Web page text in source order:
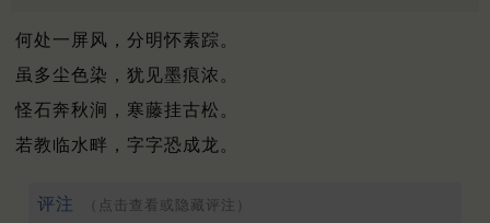
何处一屏风，分明怀素踪。
虽多尘色染，犹见墨痕浓。
怪石奔秋涧，寒藤挂古松。
若教临水畔，字字恐成龙。
评注 （点击查看或隐藏评注）